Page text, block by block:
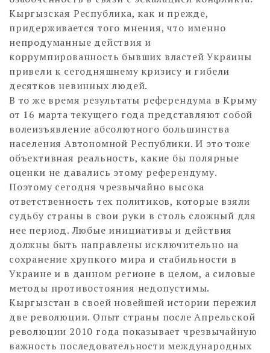
Кыргызская Республика, как и прежде,
придерживается того мнения, что именно
непродуманные действия и
коррумпированность бывших властей Украины
привели к сегодняшнему кризису и гибели
десятков невинных людей.
В то же время результаты референдума в Крыму
от 16 марта текущего года представляют собой
волеизъявление абсолютного большинства
населения Автономной Республики. И это тоже
объективная реальность, какие бы полярные
оценки не давались этому референдуму.
Поэтому сегодня чрезвычайно высока
ответственность тех политиков, которые взяли
судьбу страны в свои руки в столь сложный для
нее период. Любые инициативы и действия
должны быть направлены исключительно на
сохранение хрупкого мира и стабильности в
Украине и в данном регионе в целом, а силовые
методы противостояния недопустимы.
Кыргызстан в своей новейшей истории пережил
две революции. Опыт страны после Апрельской
революции 2010 года показывает чрезвычайную
важность последовательности международных